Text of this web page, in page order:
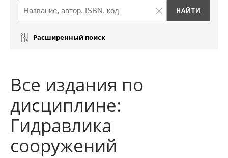
Расширенный поиск
Все издания по
дисциплине:
Гидравлика
сооружений